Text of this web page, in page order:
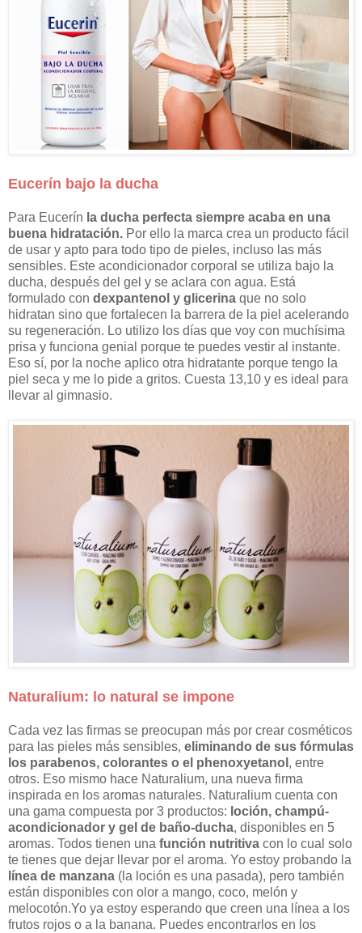
Eucerín bajo la ducha
Para Eucerín la ducha perfecta siempre acaba en una
buena hidratación. Por ello la marca crea un producto fácil
de usar y apto para todo tipo de pieles, incluso las más
sensibles. Este acondicionador corporal se utiliza bajo la
ducha, después del gel y se aclara con agua. Está
formulado con dexpantenol y glicerina que no solo
hidratan sino que fortalecen la barrera de la piel acelerando
su regeneración. Lo utilizo los días que voy con muchísima
prisa y funciona genial porque te puedes vestir al instante.
Eso sí, por la noche aplico otra hidratante porque tengo la
piel seca y me lo pide a gritos. Cuesta 13,10 y es ideal para
llevar al gimnasio.
Naturalium: lo natural se impone
Cada vez las firmas se preocupan más por crear cosméticos
para las pieles más sensibles, eliminando de sus fórmulas
los parabenos, colorantes o el phenoxyetanol , entre
otros. Eso mismo hace Naturalium, una nueva firma
inspirada en los aromas naturales. Naturalium cuenta con
una gama compuesta por 3 productos: loción, champú-
acondicionador y gel de baño-ducha, disponibles en 5
aromas. Todos tienen una función nutritiva con lo cual solo
te tienes que dejar llevar por el aroma. Yo estoy probando la
línea de manzana (la loción es una pasada), pero también
están disponibles con olor a mango, coco, melón y
melocotón.Yo ya estoy esperando que creen una línea a los
frutos rojos o a la banana. Puedes encontrarlos en los